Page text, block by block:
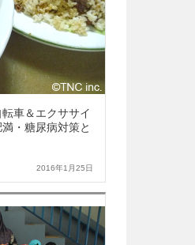
車＆エクササイ
・糖尿病対策と
2016年1月25日